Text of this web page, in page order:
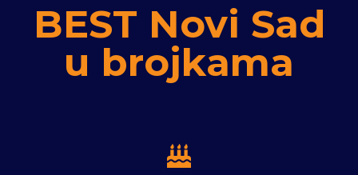
BEST Novi Sad
u brojkama